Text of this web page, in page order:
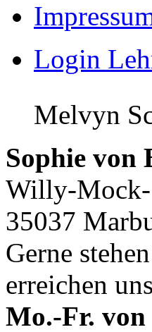
Login
Melvyn
Sophie von
Willy-Mock-
35037
Gerne
erreichen uns
Mo.-Fr. von